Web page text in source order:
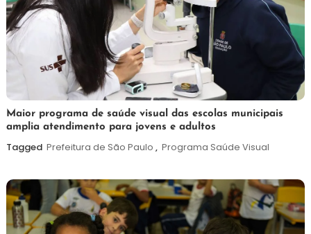
7
de
agosto
Maurilio
Maior programa de saúde visual das escolas municipais
amplia atendimento para jovens e adultos
Tagged Prefeitura de São Paulo , Programa Saúde Visual